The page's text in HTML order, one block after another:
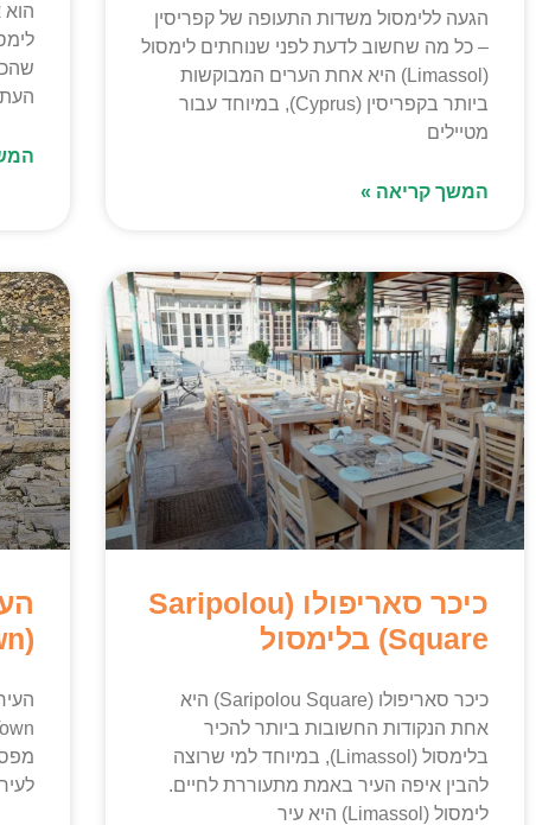
הגעה ללימסול משדות התעופה של קפריסין
– כל מה שחשוב לדעת לפני שנוחתים לימסול
(Limassol) היא אחת הערים המבוקשות
ביותר בקפריסין (Cyprus), במיוחד עבור
מטיילים
המשך קריאה »
כיכר סאריפולו (Saripolou
Square) בלימסול
כיכר סאריפולו (Saripolou Square) היא
אחת הנקודות החשובות ביותר להכיר
בלימסול (Limassol), במיוחד למי שרוצה
להבין איפה העיר באמת מתעוררת לחיים.
לימסול (Limassol) היא עיר
(Limassol Old Town)